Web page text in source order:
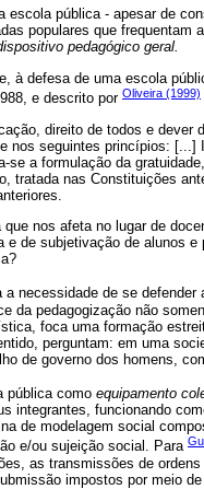
escola pública - apesar de
populares que
pedagógico geral.
à defesa de uma escola
e descrito por Oliveira (1999)
direito de todos e
nos seguintes princípios: [...]
se a formulação da
tratada nas Constituições
nos afeta no lugar de
e de subjetivação de alunos
a necessidade de se
da pedagogização não
foca uma formação
perguntam: em uma
de governo dos homens,
pública como equipamento
integrantes, funcionando
de modelagem social
e/ou sujeição social. Para
as transmissões de
impostos por meio